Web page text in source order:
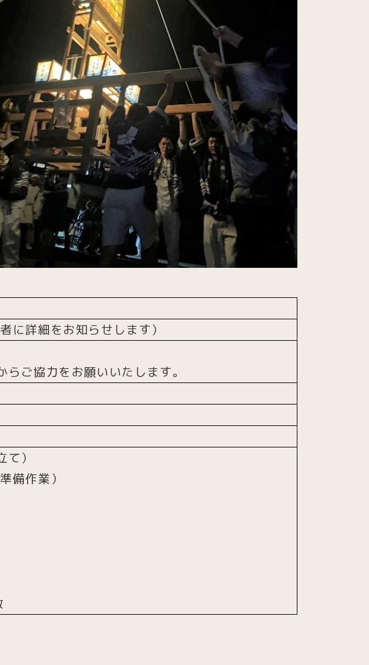
に詳細をお知らせします）
ご協力をお願いいたします。
）
備作業）